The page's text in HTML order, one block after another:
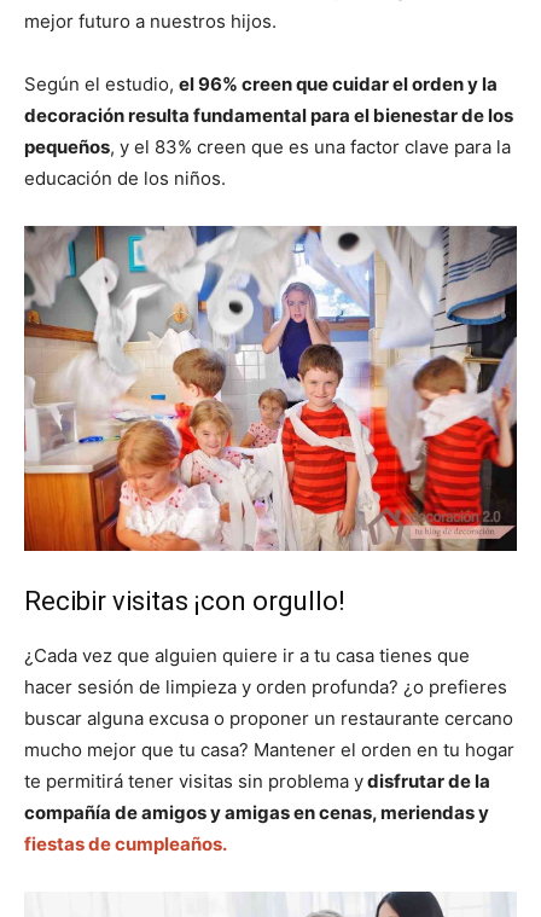
mejor futuro a nuestros hijos.
Según el estudio, el 96% creen que cuidar el orden y la
decoración resulta fundamental para el bienestar de los
pequeños, y el 83% creen que es una factor clave para la
educación de los niños.
Recibir visitas ¡con orgullo!
¿Cada vez que alguien quiere ir a tu casa tienes que
hacer sesión de limpieza y orden profunda? ¿o prefieres
buscar alguna excusa o proponer un restaurante cercano
mucho mejor que tu casa? Mantener el orden en tu hogar
te permitirá tener visitas sin problema ydisfrutar de la
compañía de amigos y amigas en cenas, meriendas y
fiestas de cumpleaños.